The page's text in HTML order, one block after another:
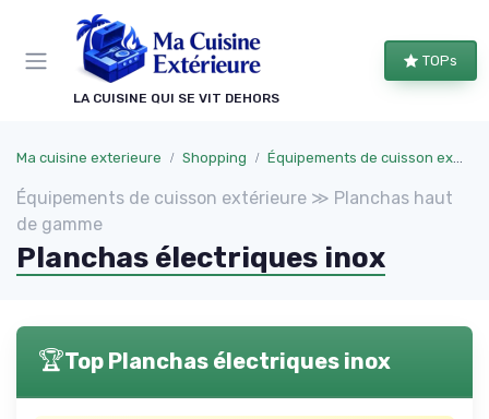
LA CUISINE QUI SE VIT DEHORS
TOPs
Ma cuisine exterieure Shopping Équipements de cuisson extérieure
Équipements de cuisson extérieure ≫ Planchas haut
de gamme
Planchas électriques inox
🏆Top Planchas électriques inox
Panneau de gestion des cookies